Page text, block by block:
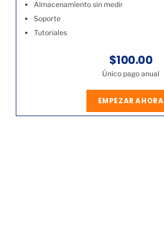
Almacenamiento sin medir
Soporte
Tutoriales
$100.00
Único pago anual
EMPEZAR AHORA